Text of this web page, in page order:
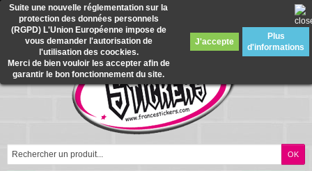
Suite une nouvelle réglementation sur la
protection des données personnels
(RGPD) L'Union Européenne impose de
vous demander l'autorisation de
l'utilisation des coockies.
Merci de bien vouloir les accepter afin de
garantir le bon fonctionnement du site.
J'accepte
Plus
d'informations